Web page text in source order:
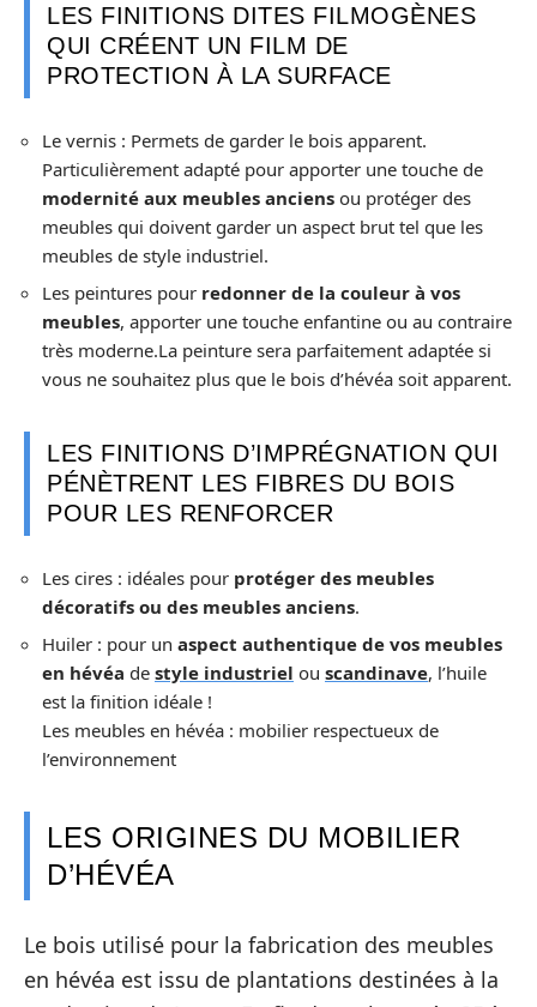
LES FINITIONS DITES FILMOGÈNES
QUI CRÉENT UN FILM DE
PROTECTION À LA SURFACE
Le vernis : Permets de garder le bois apparent.
Particulièrement adapté pour apporter une touche de
modernité aux meubles anciens ou protéger des
meubles qui doivent garder un aspect brut tel que les
meubles de style industriel.
Les peintures pour redonner de la couleur à vos
meubles, apporter une touche enfantine ou au contraire
très moderne.La peinture sera parfaitement adaptée si
vous ne souhaitez plus que le bois d’hévéa soit apparent.
LES FINITIONS D’IMPRÉGNATION QUI
PÉNÈTRENT LES FIBRES DU BOIS
POUR LES RENFORCER
Les cires : idéales pour protéger des meubles
décoratifs ou des meubles anciens.
Huiler : pour un aspect authentique de vos meubles
en hévéa de style industriel ou scandinave, l’huile
est la finition idéale !
Les meubles en hévéa : mobilier respectueux de
l’environnement
LES ORIGINES DU MOBILIER
D’HÉVÉA
Le bois utilisé pour la fabrication des meubles
en hévéa est issu de plantations destinées à la